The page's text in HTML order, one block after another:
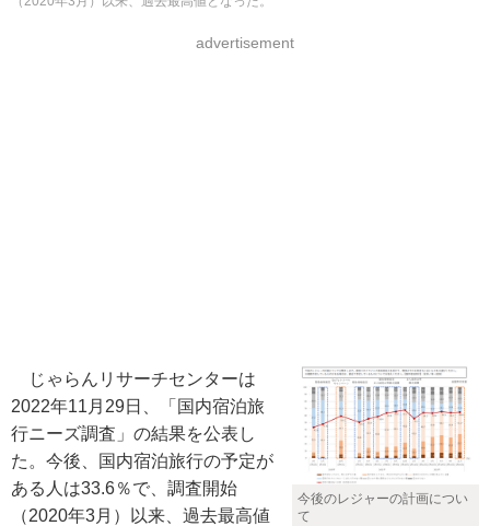
advertisement
今後のレジャーの計画につい
て
じゃらんリサーチセンターは
2022年11月29日、「国内宿泊旅
行ニーズ調査」の結果を公表し
た。今後、国内宿泊旅行の予定が
ある人は33.6％で、調査開始
（2020年3月）以来、過去最高値